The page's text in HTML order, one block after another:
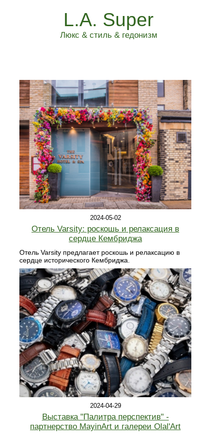
L.A. Super
Люкс & стиль & гедонизм
2024-05-02
Отель Varsity: роскошь и релаксация в
сердце Кембриджа
Отель Varsity предлагает роскошь и релаксацию в
сердце исторического Кембриджа.
2024-04-29
Выставка "Палитра перспектив" -
партнерство MayinArt и галереи Olal'Art